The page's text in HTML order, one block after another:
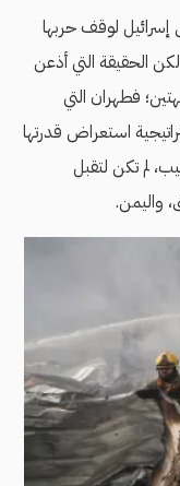
لوقف حربها
الحقيقة التي أذعن
فطهران التي
استعراض قدرتها
لم تكن لتقبل
واليمن.